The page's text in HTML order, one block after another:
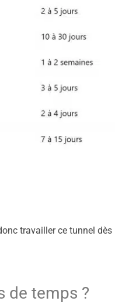
travailler ce tunnel dès
de temps ?